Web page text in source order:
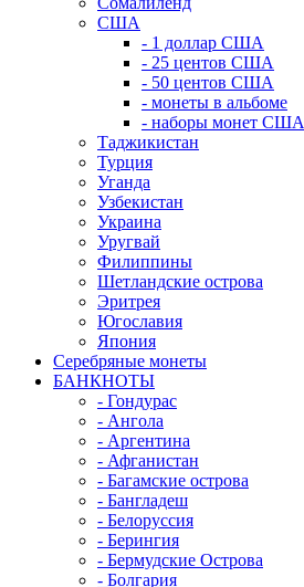
США
- 1 доллар США
- 25 центов США
- 50 центов США
- монеты в альбоме
- наборы монет США
Таджикистан
Турция
Уганда
Узбекистан
Украина
Уругвай
Филиппины
Шетландские острова
Эритрея
Югославия
Япония
Серебряные монеты
БАНКНОТЫ
- Гондурас
- Ангола
- Аргентина
- Афганистан
- Багамские острова
- Бангладеш
- Белоруссия
- Берингия
- Бермудские Острова
- Болгария